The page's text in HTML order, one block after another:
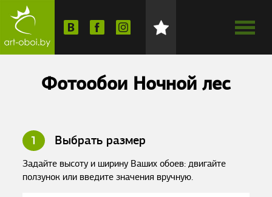
Фотообои Ночной лес
1 Выбрать размер
Задайте высоту и ширину Ваших обоев: двигайте
ползунок или введите значения вручную.